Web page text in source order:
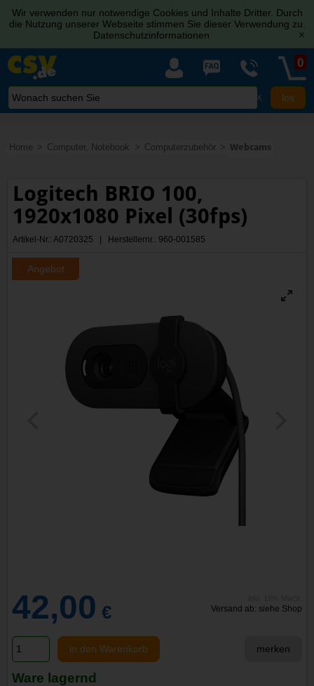
Wir verwenden nur notwendige Cookies und Inhalte Dritter. Durch
die Nutzung unserer Webseite stimmen Sie dieser Verwendung zu.
Datenschutzinformationen
[x]
X
0
Home Computer, Notebook Computerzubehör Webcams
Logitech BRIO 100,
1920x1080 Pixel (30fps)
Artikel-Nr.: A0720325 | Herstellernr.: 960-001585
Angebot
42,00 € Versand ab: siehe Shop
in den Warenkorb merken
Ware lagernd